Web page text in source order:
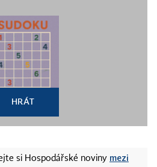
HRÁT
si Hospodářské noviny mezi